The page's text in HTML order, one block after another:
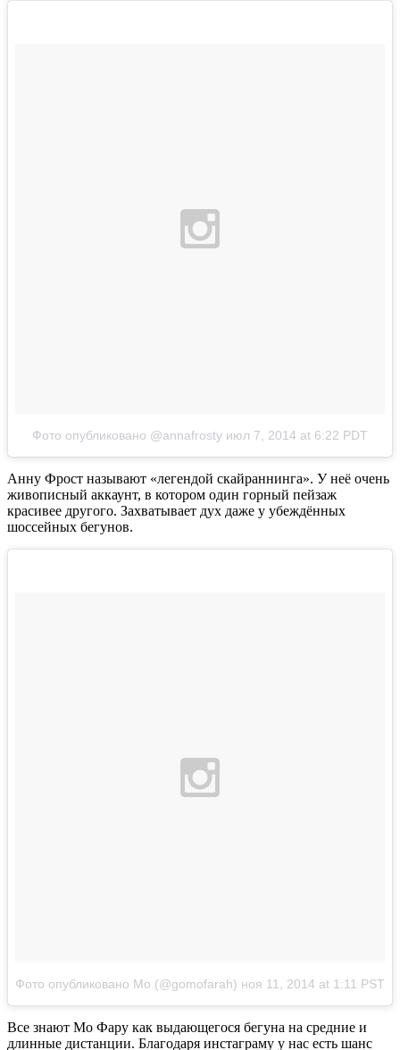
Фото опубликовано @annafrosty июл 7, 2014 at 6:22 PDT
Анну Фрост называют «легендой скайраннинга». У неё очень
живописный аккаунт, в котором один горный пейзаж
красивее другого. Захватывает дух даже у убеждённых
шоссейных бегунов.
Фото опубликовано Mo (@gomofarah) ноя 11, 2014 at 1:11 PST
Все знают Мо Фару как выдающегося бегуна на средние и
длинные дистанции. Благодаря инстаграму у нас есть шанс